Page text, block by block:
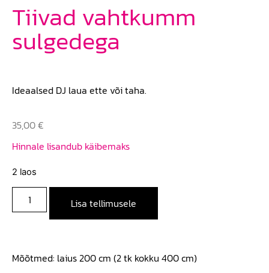
Tiivad vahtkumm
sulgedega
Ideaalsed DJ laua ette või taha.
35,00€
Hinnale lisandub käibemaks
2 laos
Lisa tellimusele
Mõõtmed: laius 200 cm (2 tk kokku 400 cm)